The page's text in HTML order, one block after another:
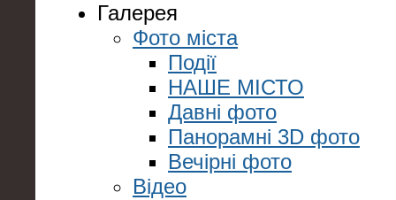
Галерея
Фото міста
Події
НАШЕ МІСТО
Давні фото
Панорамні 3D фото
Вечірні фото
Відео